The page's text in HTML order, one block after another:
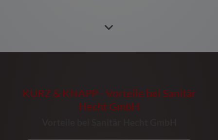
KURZ & KNAPP - Vorteile bei Sanitär
Hecht GmbH